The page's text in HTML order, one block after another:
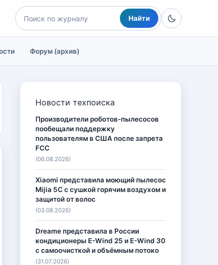
Найти
Форум (архив)
Новости техпоиска
Производители роботов-пылесосов
пообещали поддержку
пользователям в США после запрета
FCC
(06.08.2026)
Xiaomi представила моющий пылесос
Mijia 5C с сушкой горячим воздухом и
защитой от волос
(03.08.2026)
Dreame представила в России
кондиционеры E-Wind 25 и E-Wind 30
с самоочисткой и объёмным потоко
(31.07.2026)